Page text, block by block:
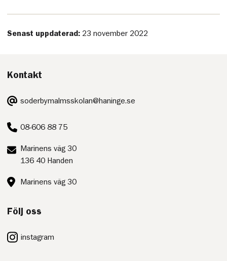
Senast uppdaterad: 23 november 2022
Kontakt
E-
post:
soderbymalmsskolan@haninge.se
Telefon:
08-606 88 75
Postadress:
Marinens väg 30
136 40 Handen
Besöksadress:
Marinens väg 30
Följ oss
instagram